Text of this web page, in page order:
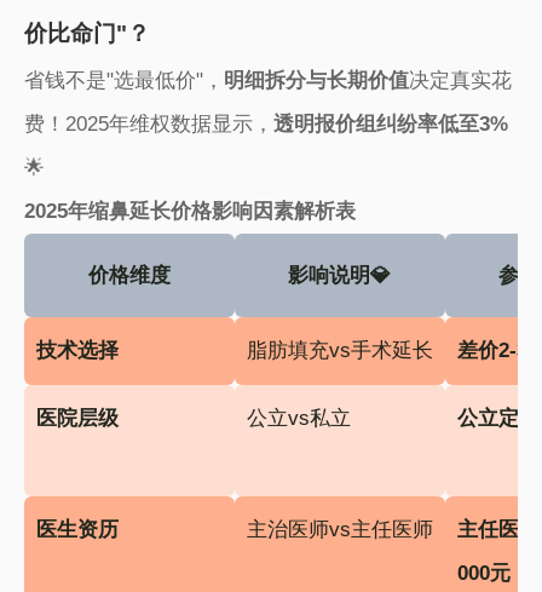
价比命门"？
省钱不是"选最低价"，​ ​明细拆分与长期价值​​决定真实花
费！2025年维权数据显示，​ ​透明报价组纠纷率低至3%​​
🌟
​2025年缩鼻延长价格影响因素解析表​
价格维度 影响说明💎 参
​技术选择​ 脂肪填充vs手术延长 差价2-3
​医院层级​ 公立vs私立 公立定
​医生资历​ 主治医师vs主任医师
主任医
000元​